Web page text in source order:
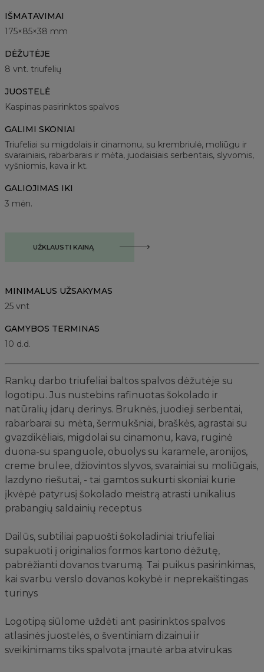
IŠMATAVIMAI
175×85×38 mm
DĖŽUTĖJE
8 vnt. triufelių
JUOSTELĖ
Kaspinas pasirinktos spalvos
GALIMI SKONIAI
Triufeliai su migdolais ir cinamonu, su krembriulė, moliūgu ir
svarainiais, rabarbarais ir mėta, juodaisiais serbentais, slyvomis,
vyšniomis, kava ir kt.
GALIOJIMAS IKI
3 mėn.
UŽKLAUSTI KAINĄ
MINIMALUS UŽSAKYMAS
25 vnt
GAMYBOS TERMINAS
10 d.d.
Rankų darbo triufeliai baltos spalvos dėžutėje su
logotipu. Jus nustebins rafinuotas šokolado ir
natūralių įdarų derinys. Bruknės, juodieji serbentai,
rabarbarai su mėta, šermukšniai, braškės, agrastai su
gvazdikėliais, migdolai su cinamonu, kava, ruginė
duona-su spanguole, obuolys su karamele, aronijos,
creme brulee, džiovintos slyvos, svarainiai su moliūgais,
lazdyno riešutai, - tai gamtos sukurti skoniai kurie
įkvėpė patyrusį šokolado meistrą atrasti unikalius
prabangių saldainių receptus
Dailūs, subtiliai papuošti šokoladiniai triufeliai
supakuoti į originalios formos kartono dėžutę,
pabrėžianti dovanos tvarumą. Tai puikus pasirinkimas,
kai svarbu verslo dovanos kokybė ir neprekaištingas
turinys
Logotipą siūlome uždėti ant pasirinktos spalvos
atlasinės juostelės, o šventiniam dizainui ir
sveikinimams tiks spalvota įmautė arba atvirukas